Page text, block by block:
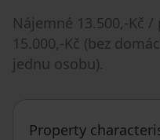
Nájemné 13.500,-Kč
15.000,-Kč (bez
jednu osobu).
Property